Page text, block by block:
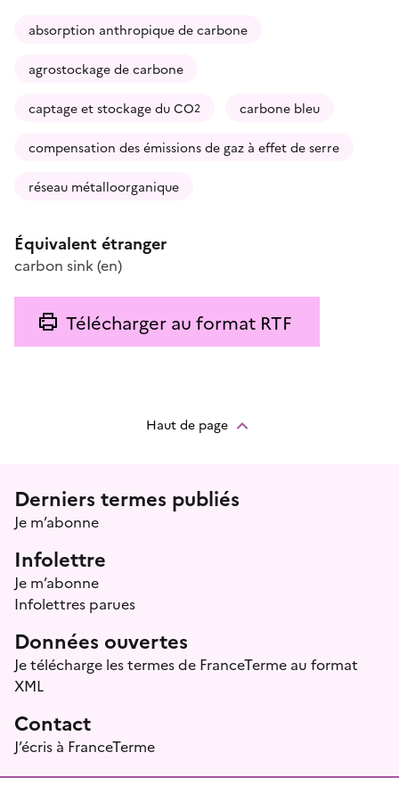
absorption anthropique de carbone
agrostockage de carbone
captage et stockage du CO2 carbone bleu
compensation des émissions de gaz à effet de serre
réseau métalloorganique
Équivalent étranger
carbon sink (en)
Télécharger au format RTF
Haut de page
Menu prefooter
Derniers termes publiés
Je m’abonne
Infolettre
Je m’abonne
Infolettres parues
Données ouvertes
Je télécharge les termes de FranceTerme au format
XML
Contact
J’écris à FranceTerme